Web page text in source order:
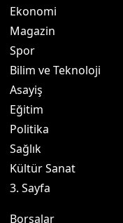
Ekonomi
Magazin
Spor
Bilim ve Teknoloji
Asayiş
Eğitim
Politika
Sağlık
Kültür Sanat
3. Sayfa
Borsalar